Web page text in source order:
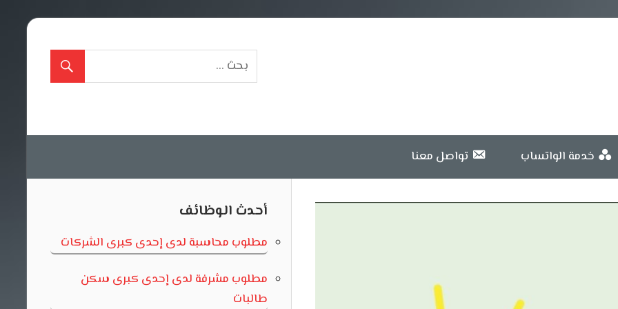
خدمة الواتساب تواصل معنا
أحدث الوظائف
مطلوب محاسبة لدى إحدى كبرى الشركات
مطلوب مشرفة لدى إحدى كبرى سكن
طالبات